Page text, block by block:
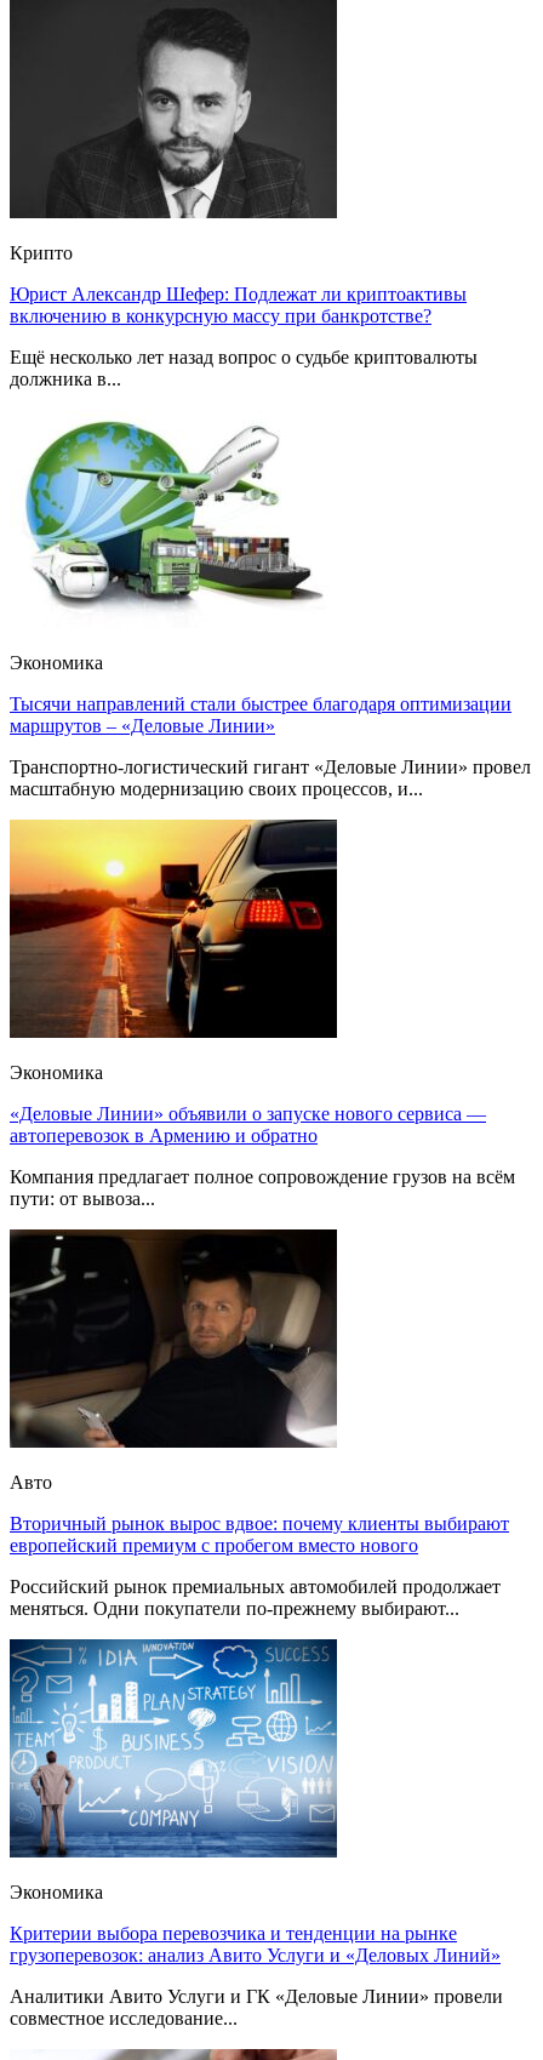
Крипто
Юрист Александр Шефер: Подлежат ли криптоактивы
включению в конкурсную массу при банкротстве?
Ещё несколько лет назад вопрос о судьбе криптовалюты
должника в...
Экономика
Тысячи направлений стали быстрее благодаря оптимизации
маршрутов – «Деловые Линии»
Транспортно-логистический гигант «Деловые Линии» провел
масштабную модернизацию своих процессов, и...
Экономика
«Деловые Линии» объявили о запуске нового сервиса —
автоперевозок в Армению и обратно
Компания предлагает полное сопровождение грузов на всём
пути: от вывоза...
Авто
Вторичный рынок вырос вдвое: почему клиенты выбирают
европейский премиум с пробегом вместо нового
Российский рынок премиальных автомобилей продолжает
меняться. Одни покупатели по-прежнему выбирают...
Экономика
Критерии выбора перевозчика и тенденции на рынке
грузоперевозок: анализ Авито Услуги и «Деловых Линий»
Аналитики Авито Услуги и ГК «Деловые Линии» провели
совместное исследование...